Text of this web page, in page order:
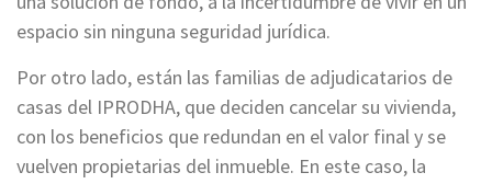
espacio sin ninguna seguridad jurídica.
Por otro lado, están las familias de adjudicatarios de
casas del IPRODHA, que deciden cancelar su vivienda,
con los beneficios que redundan en el valor final y se
vuelven propietarias del inmueble. En este caso, la